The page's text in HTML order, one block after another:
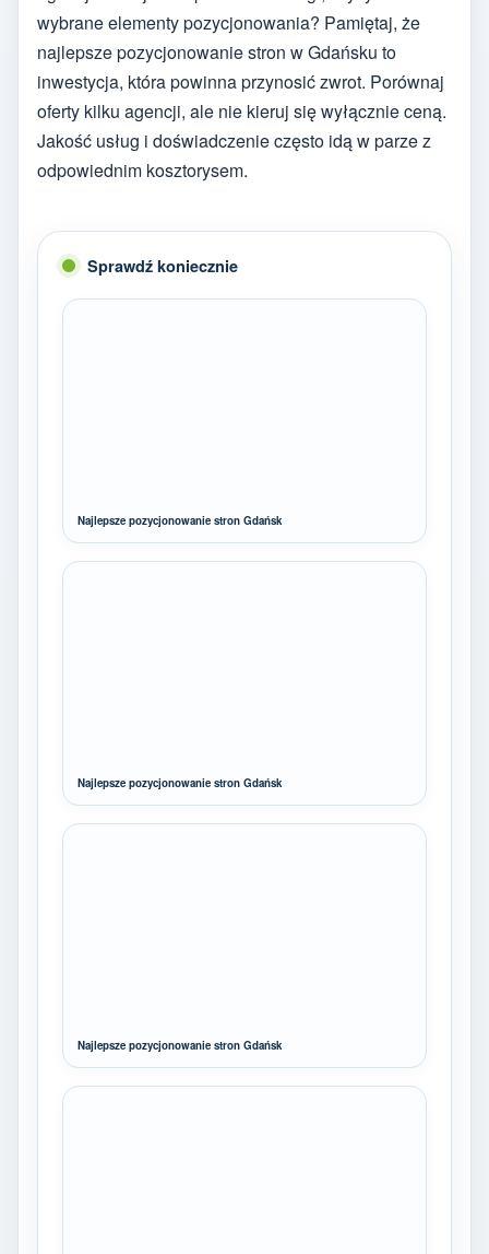
wybrane elementy pozycjonowania? Pamiętaj, że
najlepsze pozycjonowanie stron w Gdańsku to
inwestycja, która powinna przynosić zwrot. Porównaj
oferty kilku agencji, ale nie kieruj się wyłącznie ceną.
Jakość usług i doświadczenie często idą w parze z
odpowiednim kosztorysem.
Sprawdź koniecznie
Najlepsze pozycjonowanie stron Gdańsk
Najlepsze pozycjonowanie stron Gdańsk
Najlepsze pozycjonowanie stron Gdańsk